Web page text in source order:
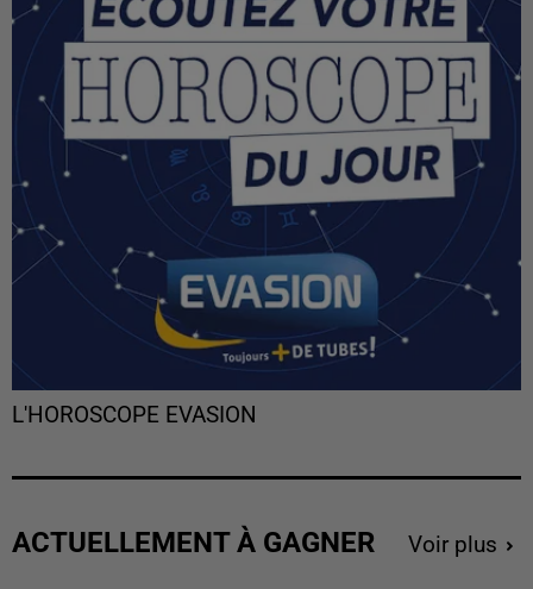
L'HOROSCOPE EVASION
ACTUELLEMENT À GAGNER Voir plus